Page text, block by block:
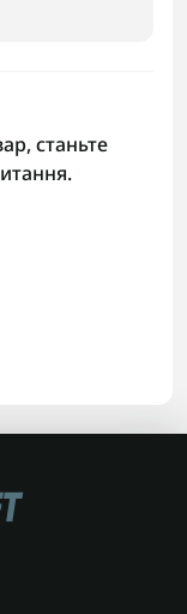
станьте